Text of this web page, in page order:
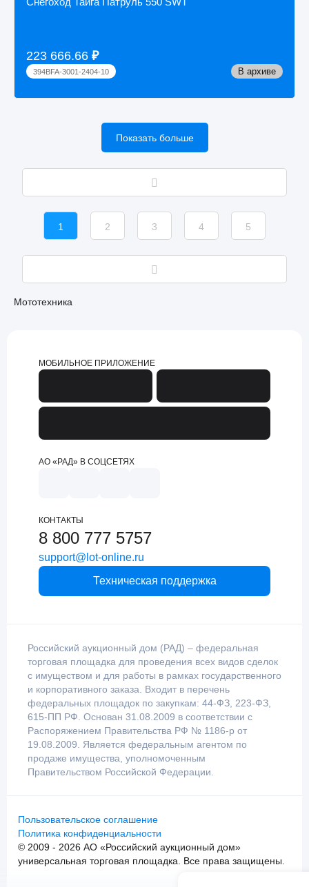
223 666.66 ₽
394BFA-3001-2404-10 В архиве
Показать больше
1 2 3 4 5
Мототехника
МОБИЛЬНОЕ ПРИЛОЖЕНИЕ
АО «РАД» В СОЦСЕТЯХ
КОНТАКТЫ
8 800 777 5757
support@lot-online.ru
Техническая поддержка
Российский аукционный дом (РАД) – федеральная
торговая площадка для проведения всех видов сделок
с имуществом и для работы в рамках государственного
и корпоративного заказа. Входит в перечень
федеральных площадок по закупкам: 44-ФЗ, 223-ФЗ,
615-ПП РФ. Основан 31.08.2009 в соответствии с
Распоряжением Правительства РФ № 1186-р от
19.08.2009. Является федеральным агентом по
продаже имущества, уполномоченным
Правительством Российской Федерации.
Пользовательское соглашение
Политика конфиденциальности
© 2009 - 2026 АО «Российский аукционный дом»
универсальная торговая площадка. Все права защищены.